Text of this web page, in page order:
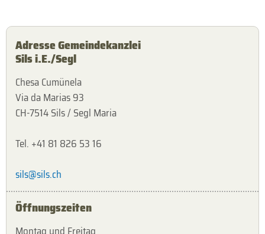
Adresse Gemeindekanzlei
Sils i.E./Segl
Chesa Cumünela
Via da Marias 93
CH-7514 Sils / Segl Maria
Tel. +41 81 826 53 16
sils@sils.ch
Öffnungszeiten